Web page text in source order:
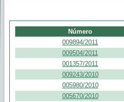
Número
009894/2011
009504/2011
001357/2011
009243/2010
005980/2010
005670/2010